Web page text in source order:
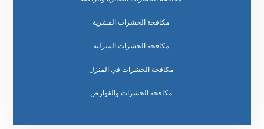
مكافحة الحشرات القشرية
مكافحة الحشرات المنزلية
مكافحة الحشرات في المنزل
مكافحة الحشرات والقوارض